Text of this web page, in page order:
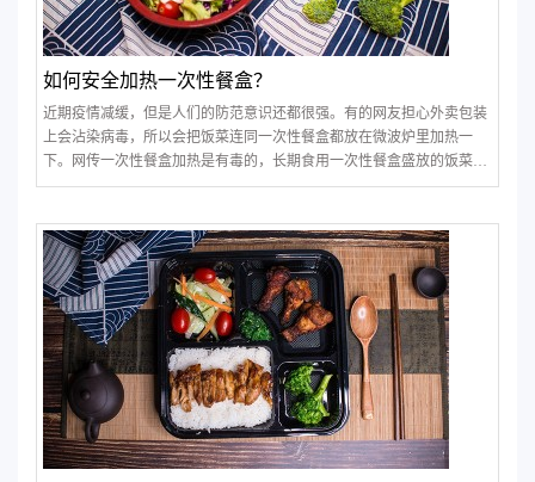
如何安全加热一次性餐盒？
近期疫情减缓，但是人们的防范意识还都很强。有的网友担心外卖包装
上会沾染病毒，所以会把饭菜连同一次性餐盒都放在微波炉里加热一
下。网传一次性餐盒加热是有毒的，长期食用一次性餐盒盛放的饭菜可
能会致癌。一次性餐盒加热真的有毒吗？